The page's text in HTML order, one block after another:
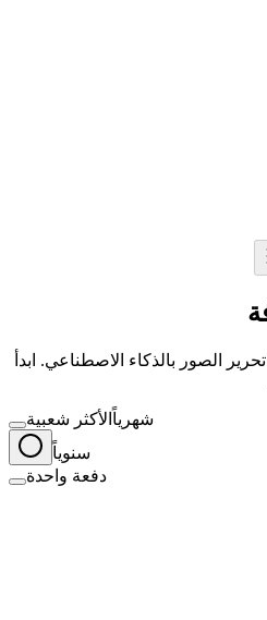
الصور بالذكاء الاصطناعي. ابدأ
شهرياً الأكثر شعبية
سنوياً
دفعة واحدة